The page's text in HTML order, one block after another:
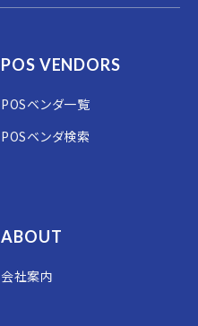
POS VENDORS
POSベンダ一覧
POSベンダ検索
ABOUT
会社案内